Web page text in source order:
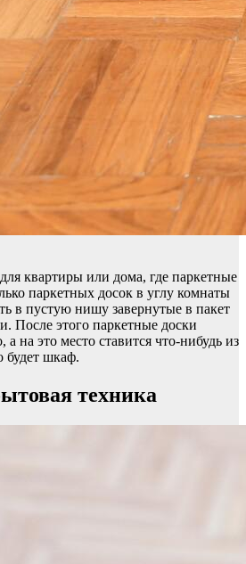
квартиры или дома, где паркетные
паркетных досок в углу комнаты
в пустую нишу завернутые в пакет
После этого паркетные доски
на это место ставится что-нибудь из
будет шкаф.
техника